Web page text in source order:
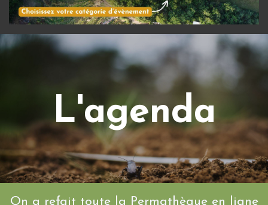
L'agenda
On a refait toute la Permathèque en ligne